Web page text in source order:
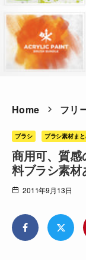
Home フリ
ブラシ ブラシ素材ま
商用可、質
料ブラシ素材
2011年9月13日